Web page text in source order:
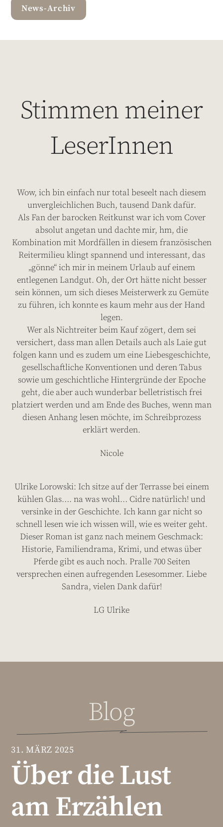
News-Archiv
Stimmen meiner
LeserInnen
Wow, ich bin einfach nur total beseelt nach diesem
unvergleichlichen Buch, tausend Dank dafür.
Als Fan der barocken Reitkunst war ich vom Cover
absolut angetan und dachte mir, hm, die
Kombination mit Mordfällen in diesem französischen
Reitermilieu klingt spannend und interessant, das
„gönne“ ich mir in meinem Urlaub auf einem
entlegenen Landgut. Oh, der Ort hätte nicht besser
sein können, um sich dieses Meisterwerk zu Gemüte
zu führen, ich konnte es kaum mehr aus der Hand
legen.
Wer als Nichtreiter beim Kauf zögert, dem sei
versichert, dass man allen Details auch als Laie gut
folgen kann und es zudem um eine Liebesgeschichte,
gesellschaftliche Konventionen und deren Tabus
sowie um geschichtliche Hintergründe der Epoche
geht, die aber auch wunderbar belletristisch frei
platziert werden und am Ende des Buches, wenn man
diesen Anhang lesen möchte, im Schreibprozess
erklärt werden.
Nicole
Ulrike Lorowski: Ich sitze auf der Terrasse bei einem
kühlen Glas…. na was wohl… Cidre natürlich! und
versinke in der Geschichte. Ich kann gar nicht so
schnell lesen wie ich wissen will, wie es weiter geht.
Dieser Roman ist ganz nach meinem Geschmack:
Historie, Familiendrama, Krimi, und etwas über
Pferde gibt es auch noch. Pralle 700 Seiten
versprechen einen aufregenden Lesesommer. Liebe
Sandra, vielen Dank dafür!
LG Ulrike
Blog
31. MÄRZ 2025
Über die Lust
am Erzählen